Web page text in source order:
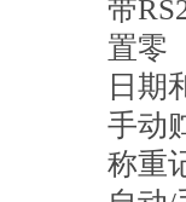
带
置零
日期
手动
称重